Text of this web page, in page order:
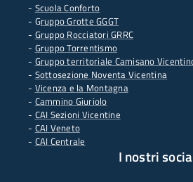
- Scuola Conforto
- Gruppo Grotte GGGT
- Gruppo Rocciatori GRRC
- Gruppo Torrentismo
- Gruppo territoriale Camisano
- Sottosezione Noventa Vicentina
- Vicenza e la Montagna
- Cammino Giuriolo
- CAI Sezioni Vicentine
- CAI Veneto
- CAI Centrale
I nostri